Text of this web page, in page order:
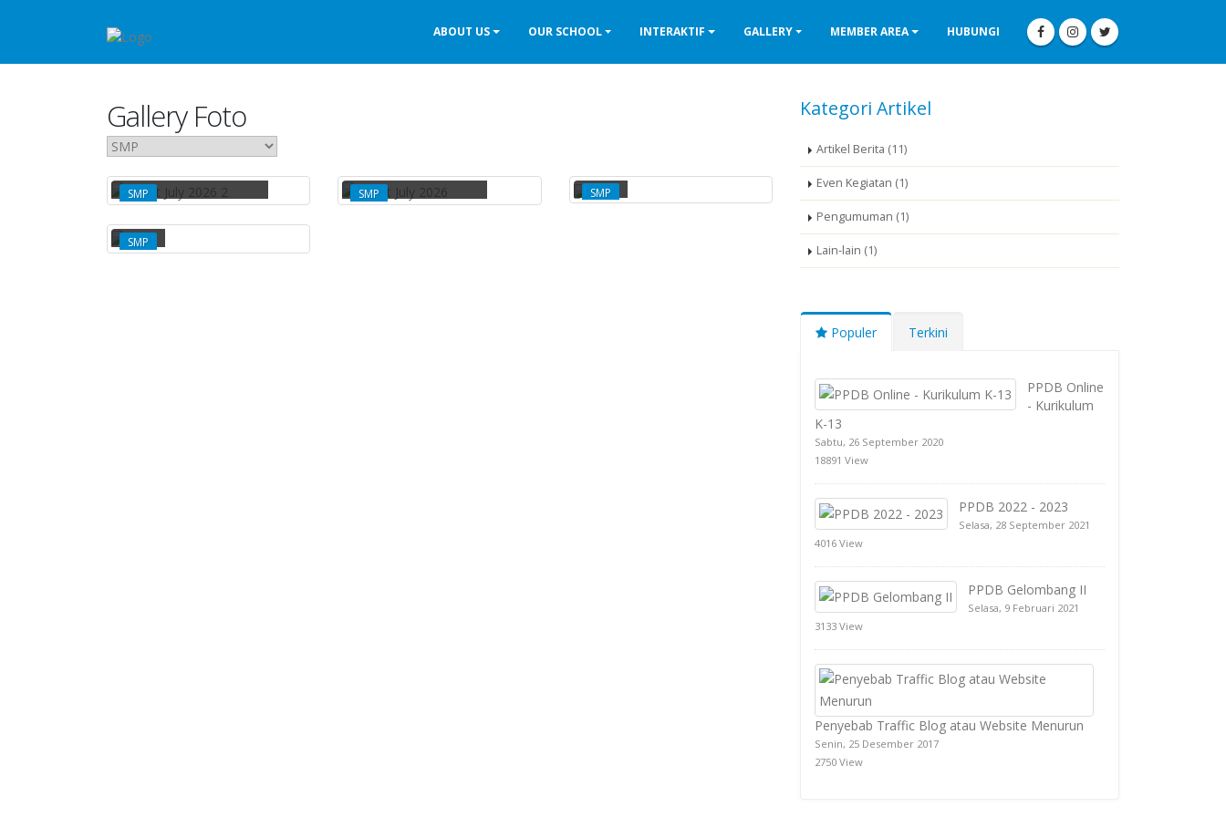
ABOUT US OUR SCHOOL INTERAKTIF GALLERY MEMBER AREA HUBUNGI
Gallery Foto
SMP SMP SMP
SMP
SMP
Kategori Artikel
Artikel Berita (11)
Even Kegiatan (1)
Pengumuman (1)
Lain-lain (1)
Populer Terkini
PPDB Online
- Kurikulum
K-13
Sabtu, 26 September 2020
18891 View
PPDB 2022 - 2023
Selasa, 28 September 2021
4016 View
PPDB Gelombang II
Selasa, 9 Februari 2021
3133 View
Penyebab Traffic Blog atau Website Menurun
Senin, 25 Desember 2017
2750 View